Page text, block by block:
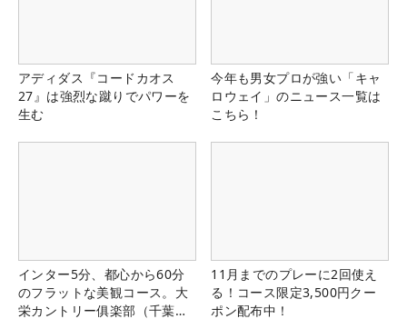
アディダス『コードカオス
27』は強烈な蹴りでパワーを
生む
今年も男女プロが強い「キャ
ロウェイ」のニュース一覧は
こちら！
インター5分、都心から60分
のフラットな美観コース。大
栄カントリー俱楽部（千葉
11月までのプレーに2回使え
る！コース限定3,500円クー
ポン配布中！